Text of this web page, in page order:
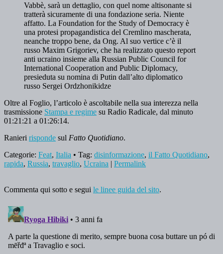
Vabbè, sarà un dettaglio, con quel nome altisonante si
tratterà sicuramente di una fondazione seria. Niente
affatto. La Foundation for the Study of Democracy è
una protesi propagandistica del Cremlino mascherata,
neanche troppo bene, da Ong. Al suo vertice c’è il
russo Maxim Grigoriev, che ha realizzato questo report
anti ucraino insieme alla Russian Public Council for
International Cooperation and Public Diplomacy,
presieduta su nomina di Putin dall’alto diplomatico
russo Sergei Ordzhonikidze
Oltre al Foglio, l’articolo è ascoltabile nella sua interezza nella
trasmissione Stampa e regime su Radio Radicale, dal minuto
01:21:21 a 01:26:14.
Ranieri risponde sul Fatto Quotidiano.
Categorie: Feat, Italia • Tag: disinformazione, il Fatto Quotidiano,
rapida, Russia, travaglio, Ucraina | Permalink
Commenta qui sotto e segui le linee guida del sito.